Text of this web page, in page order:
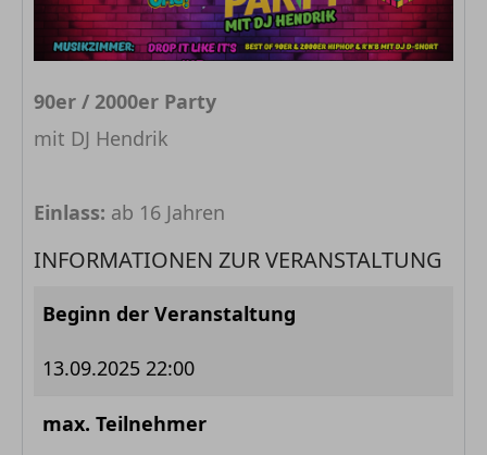
90er / 2000er Party
mit DJ Hendrik
Einlass: ab 16 Jahren
INFORMATIONEN ZUR VERANSTALTUNG
Beginn der Veranstaltung
13.09.2025 22:00
max. Teilnehmer